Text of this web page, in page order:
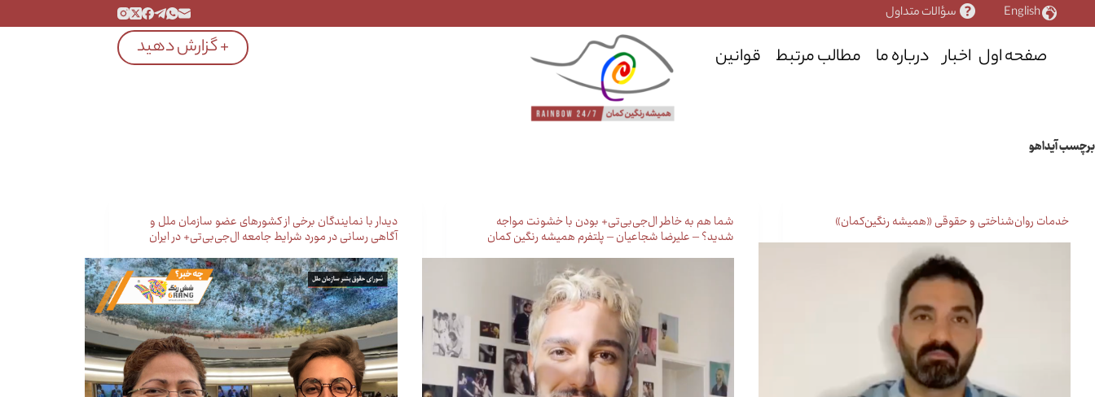
به
English سؤالات متداول
صفحه اول اخبار درباره ما مطالب مرتبط قوانین + گزارش دهید
برچسبآیداهو
خدمات روان‌شناختی و حقوقی «همیشه رنگین‌کمان» شما هم به خاطر ال‌جی‌بی‌تی+ بودن با خشونت مواجه
شدید؟ – علیرضا شجاعیان – پلتفرم همیشه رنگین کمان
دیدار با نمایندگان برخی از کشورهای عضو سازمان ملل و
آگاهی رسانی در مورد شرایط جامعه ال‌جی‌بی‌تی+ در ایران